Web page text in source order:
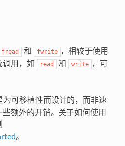
fread 和 fwrite ，相较于使用
调用，如
read 和 write ，可
为可移植性而设计的，而非速
额外的开销。关于如何使用
。